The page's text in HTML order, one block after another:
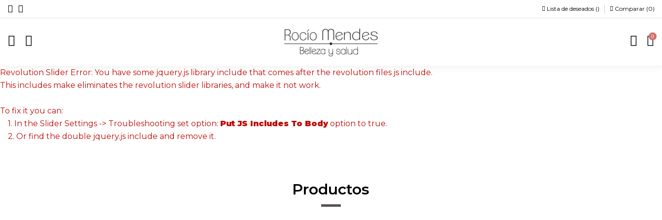
Lista de deseados () Comparar (0)
0
Revolution Slider Error: You have some jquery.js library include that comes after the revolution files js include.
This includes make eliminates the revolution slider libraries, and make it not work.
To fix it you can:
1. In the Slider Settings -> Troubleshooting set option: Put JS Includes To Bodyoption to true.
2. Or find the double jquery.js include and remove it.
Productos